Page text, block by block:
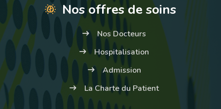
Nos offres de soins
Nos Docteurs
Hospitalisation
Admission
La Charte du Patient